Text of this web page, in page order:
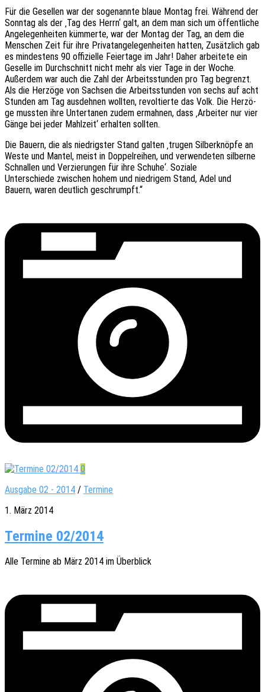
Für die Gesel­len war der soge­nann­te blaue Montag frei. Während der
Sonn­tag als der ‚Tag des Herrn‘ galt, an dem man sich um öffent­li­che
Ange­le­gen­hei­ten kümmer­te, war der Montag der Tag, an dem die
Menschen Zeit für ihre Privat­an­ge­le­gen­hei­ten hatten, Zusätz­lich gab
es mindes­tens 90 offi­zi­el­le Feier­ta­ge im Jahr! Daher arbei­te­te ein
Gesel­le im Durch­schnitt nicht mehr als vier Tage in der Woche.
Außer­dem war auch die Zahl der Arbeits­stun­den pro Tag begrenzt.
Als die Herzö­ge von Sach­sen die Arbeits­stun­den von sechs auf acht
Stun­den am Tag ausdeh­nen woll­ten, revol­tier­te das Volk. Die Herzö­
ge muss­ten ihre Unter­ta­nen zudem ermah­nen, dass ‚Arbei­ter nur vier
Gänge bei jeder Mahl­zeit‘ erhal­ten sollten.
Die Bauern, die als nied­rigs­ter Stand galten ‚trugen Silber­knöp­fe an
Weste und Mantel, meist in Doppel­rei­hen, und verwen­de­ten silber­ne
Schnal­len und Verzie­run­gen für ihre Schuhe‘. Soziale
Unter­schie­de zwischen hohem und nied­ri­gem Stand, Adel und
Bauern, waren deut­lich geschrumpft.“
0
Ausgabe 02 - 2014 / Termine
1. März 2014
Termine 02/2014
Alle Termi­ne ab März 2014 im Überblick